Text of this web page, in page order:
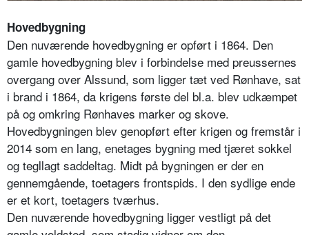
Hovedbygning
Den nuværende hovedbygning er opført i 1864. Den
gamle hovedbygning blev i forbindelse med preussernes
overgang over Alssund, som ligger tæt ved Rønhave, sat
i brand i 1864, da krigens første del bl.a. blev udkæmpet
på og omkring Rønhaves marker og skove.
Hovedbygningen blev genopført efter krigen og fremstår i
2014 som en lang, enetages bygning med tjæret sokkel
og tegllagt saddeltag. Midt på bygningen er der en
gennemgående, toetagers frontspids. I den sydlige ende
er et kort, toetagers tværhus.
Den nuværende hovedbygning ligger vestligt på det